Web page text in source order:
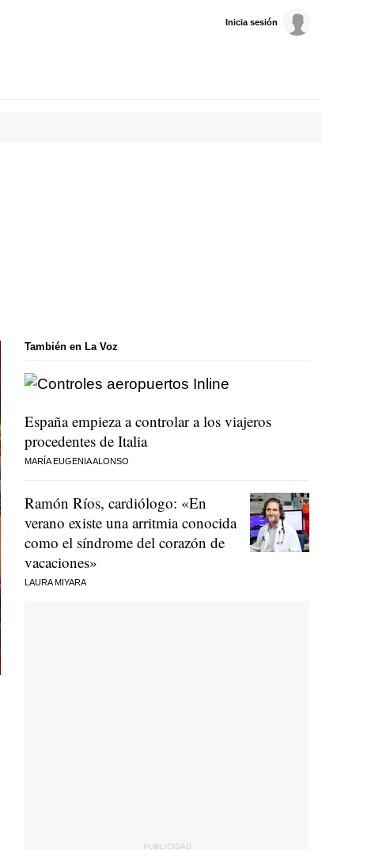
Inicia sesión
También en La Voz
España empieza a controlar a los viajeros
procedentes de Italia
MARÍA EUGENIA ALONSO
Ramón Ríos, cardiólogo: «En
verano existe una arritmia conocida
como el síndrome del corazón de
vacaciones»
LAURA MIYARA